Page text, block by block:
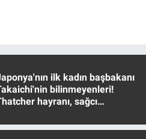
ilk kadın başbakanı
bilinmeyenleri!
hayranı, sağcı